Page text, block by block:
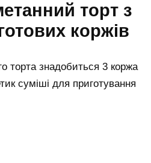
торт з
коржів
торта знадобиться 3 коржа
суміші для приготування